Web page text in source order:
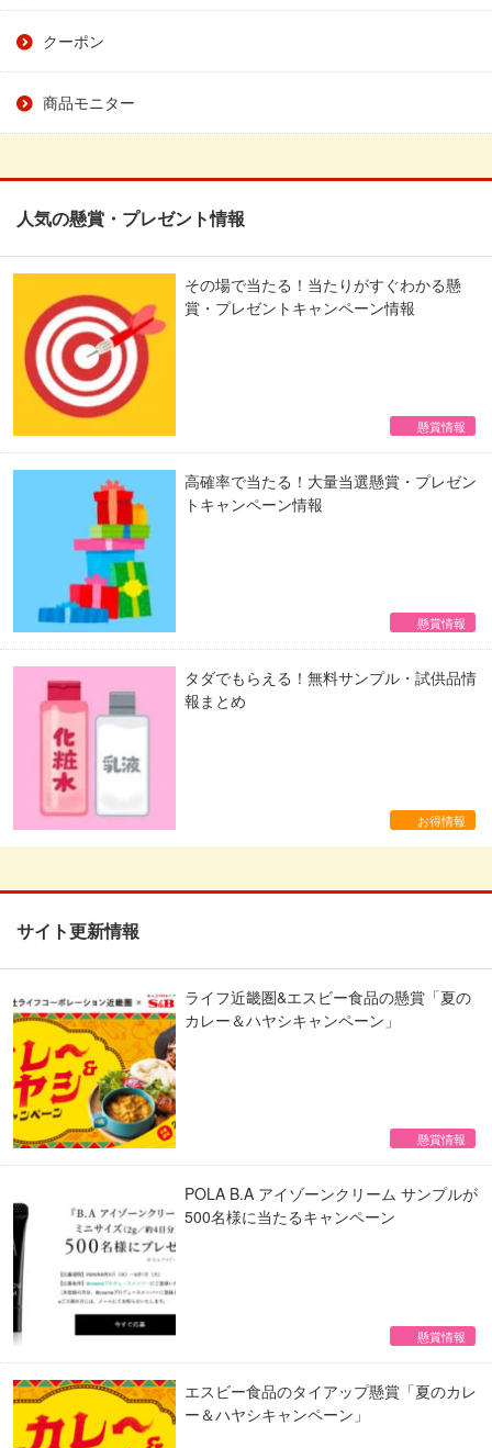
クーポン
商品モニター
人気の懸賞・プレゼント情報
その場で当たる！当たりがすぐわかる懸
賞・プレゼントキャンペーン情報
懸賞情報
高確率で当たる！大量当選懸賞・プレゼン
トキャンペーン情報
懸賞情報
タダでもらえる！無料サンプル・試供品情
報まとめ
お得情報
サイト更新情報
ライフ近畿圏&エスビー食品の懸賞「夏の
カレー＆ハヤシキャンペーン」
懸賞情報
POLA B.A アイゾーンクリーム サンプルが
500名様に当たるキャンペーン
懸賞情報
エスビー食品のタイアップ懸賞「夏のカレ
ー＆ハヤシキャンペーン」